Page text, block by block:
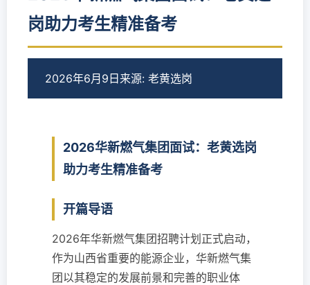
岗助力考生精准备考
2026年6月9日 来源: 老黄选岗
2026华新燃气集团面试：老黄选岗
助力考生精准备考
开篇导语
2026年华新燃气集团招聘计划正式启动，
作为山西省重要的能源企业，华新燃气集
团以其稳定的发展前景和完善的职业体